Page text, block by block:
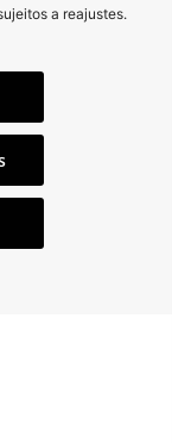
a reajustes.